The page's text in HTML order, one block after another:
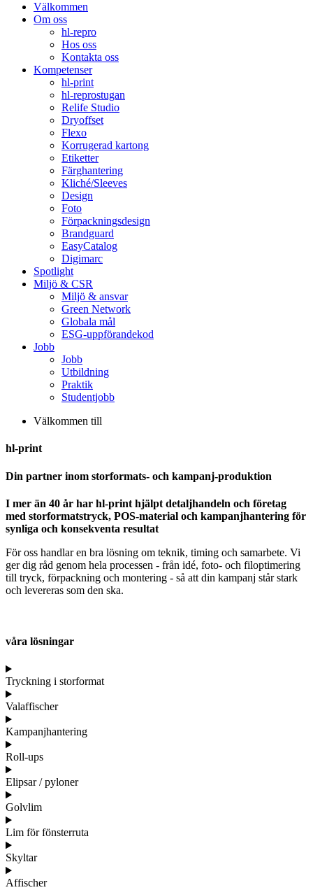
Välkommen
Om oss
hl-repro
Hos oss
Kontakta oss
Kompetenser
hl-print
hl-reprostugan
Relife Studio
Dryoffset
Flexo
Korrugerad kartong
Etiketter
Färghantering
Kliché/Sleeves
Design
Foto
Förpackningsdesign
Brandguard
EasyCatalog
Digimarc
Spotlight
Miljö & CSR
Miljö & ansvar
Green Network
Globala mål
ESG-uppförandekod
Jobb
Jobb
Utbildning
Praktik
Studentjobb
Välkommen till
hl-print
Din partner inom storformats- och kampanj-produktion
I mer än 40 år har hl-print hjälpt detaljhandeln och företag
med storformatstryck, POS-material och kampanjhantering för
synliga och konsekventa resultat
För oss handlar en bra lösning om teknik, timing och samarbete. Vi
ger dig råd genom hela processen - från idé, foto- och filoptimering
till tryck, förpackning och montering - så att din kampanj står stark
och levereras som den ska.
våra lösningar
Tryckning i storformat
Valaffischer
Kampanjhantering
Roll-ups
Elipsar / pyloner
Golvlim
Lim för fönsterruta
Skyltar
Affischer